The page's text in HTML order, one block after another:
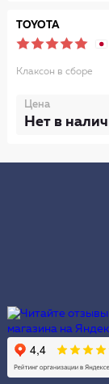
TOYOTA
Клаксон в сборе
Цена
Нет в